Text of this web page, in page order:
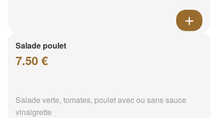
Salade poulet
7.50 €
Salade verte, tomates, poulet avec ou sans sauce
vinaigrette